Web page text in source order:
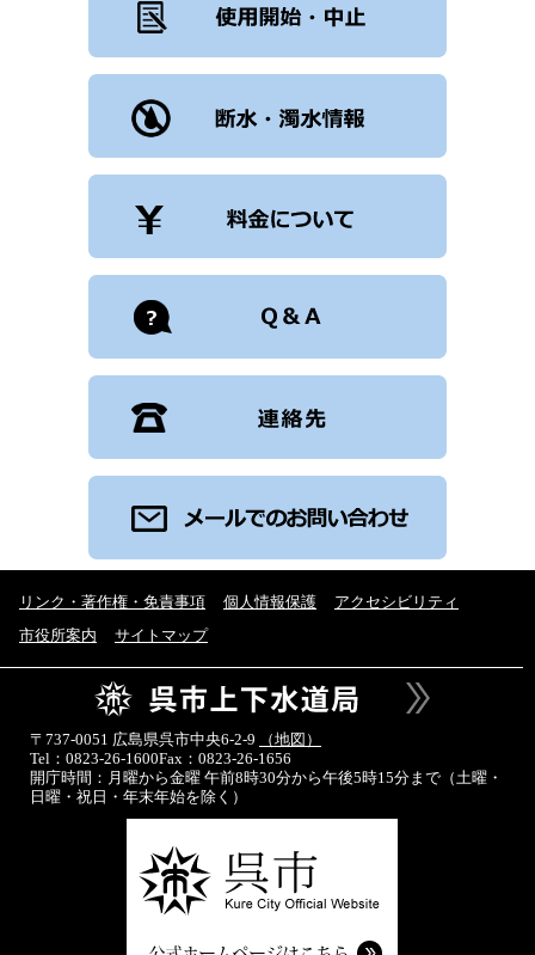
リンク・著作権・免責事項 個人情報保護
アクセシビリティ
市役所案内
サイトマップ
〒737-0051 広島県呉市中央6-2-9
（地図）
Tel：0823-26-1600Fax：0823-26-1656
開庁時間：月曜から金曜 午前8時30分から午後5時15分まで （土曜・
日曜・祝日・年末年始を除く）